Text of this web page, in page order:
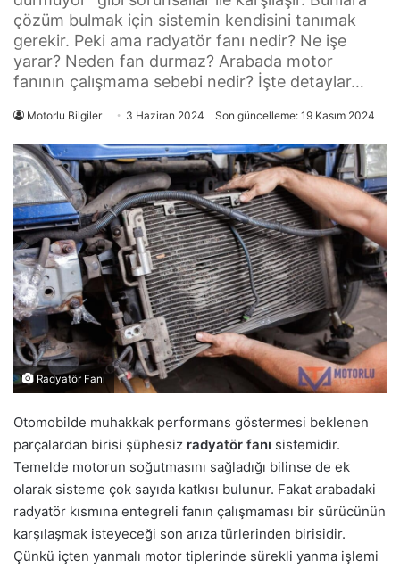
çözüm bulmak için sistemin kendisini tanımak
gerekir. Peki ama radyatör fanı nedir? Ne işe
yarar? Neden fan durmaz? Arabada motor
fanının çalışmama sebebi nedir? İşte detaylar…
Motorlu Bilgiler 3 Haziran 2024 Son güncelleme: 19 Kasım 2024
Radyatör Fanı
Otomobilde muhakkak performans göstermesi beklenen
parçalardan birisi şüphesiz radyatör fanı sistemidir.
Temelde motorun soğutmasını sağladığı bilinse de ek
olarak sisteme çok sayıda katkısı bulunur. Fakat arabadaki
radyatör kısmına entegreli fanın çalışmaması bir sürücünün
karşılaşmak isteyeceği son arıza türlerinden birisidir.
Çünkü içten yanmalı motor tiplerinde sürekli yanma işlemi